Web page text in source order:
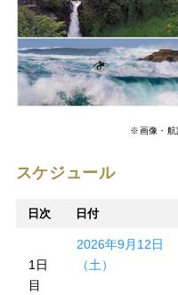
※画像・航
スケジュール
日次 日付
1日
目
2026年9月12日
（土）